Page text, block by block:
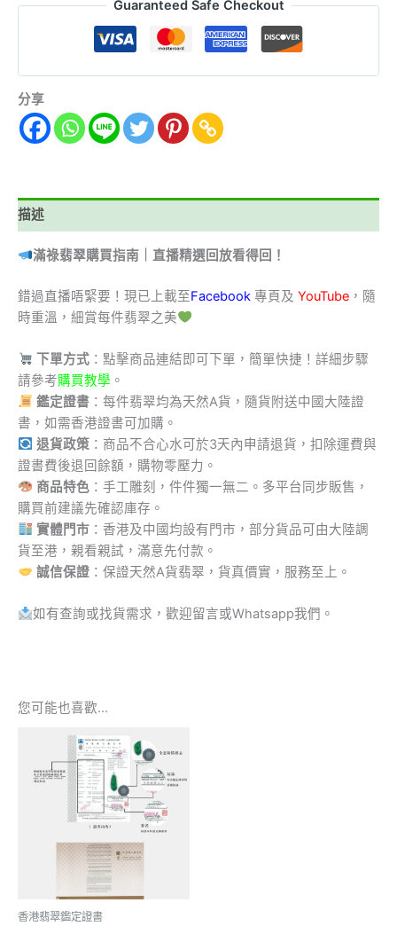
Guaranteed Safe Checkout
分享
描述
滿祿翡翠購買指南｜直播精選回放看得回！
錯過直播唔緊要！現已上載至Facebook 專頁及 YouTube ，隨
時重溫，細賞每件翡翠之美
下單方式：點擊商品連結即可下單，簡單快捷！詳細步驟
請參考購買教學 。
鑑定證書：每件翡翠均為天然A貨，隨貨附送中國大陸證
書，如需香港證書可加購。
退貨政策：商品不合心水可於3天內申請退貨，扣除運費與
證書費後退回餘額，購物零壓力。
商品特色：手工雕刻，件件獨一無二。多平台同步販售，
購買前建議先確認庫存。
實體門市：香港及中國均設有門市，部分貨品可由大陸調
貨至港，親看親試，滿意先付款。
誠信保證：保證天然A貨翡翠，貨真價實，服務至上。
如有查詢或找貨需求，歡迎留言或Whatsapp我們。
您可能也喜歡…
香港翡翠鑑定證書